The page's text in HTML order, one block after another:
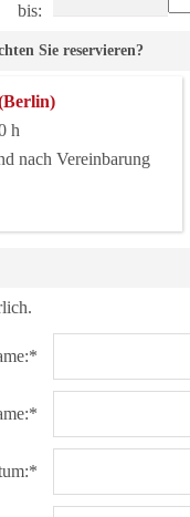
bis:
Sie reservieren?
h
nach Vereinbarung